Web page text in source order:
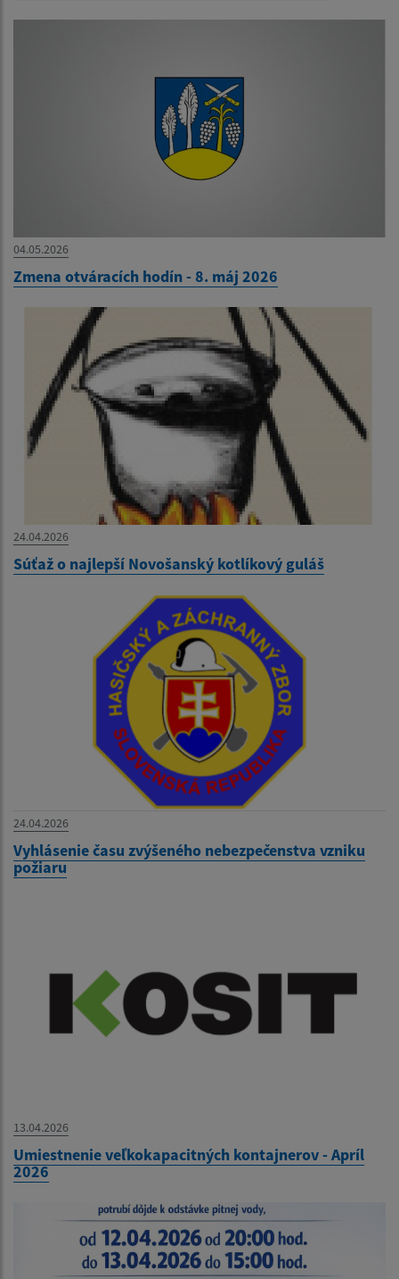
04.05.2026
Zmena otváracích hodín - 8. máj 2026
24.04.2026
Súťaž o najlepší Novošanský kotlíkový guláš
24.04.2026
Vyhlásenie času zvýšeného nebezpečenstva vzniku
požiaru
13.04.2026
Umiestnenie veľkokapacitných kontajnerov - Apríl
2026